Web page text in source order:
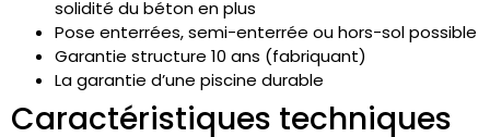
solidité du béton en plus
Pose enterrées, semi-enterrée ou hors-sol possible
Garantie structure 10 ans (fabriquant)
La garantie d’une piscine durable
Caractéristiques techniques